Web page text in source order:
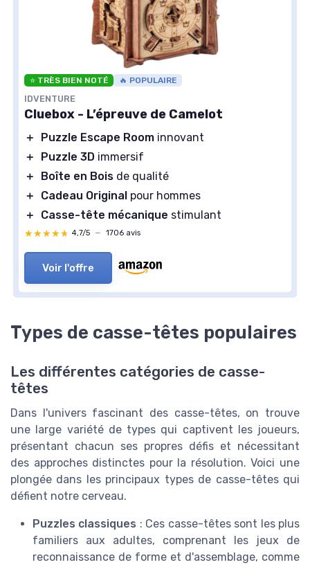
⭐ TRÈS BIEN NOTÉ 🔥 POPULAIRE
IDVENTURE
Cluebox - L’épreuve de Camelot
＋ Puzzle Escape Room innovant
＋
Puzzle 3D immersif
＋
Boîte en Bois de qualité
＋
Cadeau Original pour hommes
＋
Casse-tête mécanique stimulant
★★★★★
★★★★★ 4,7/5 — 1706 avis
Voir l'offre
Types de casse-têtes populaires
Les différentes catégories de casse-
têtes
Dans l'univers fascinant des casse-têtes, on trouve
une large variété de types qui captivent les joueurs,
présentant chacun ses propres défis et nécessitant
des approches distinctes pour la résolution. Voici une
plongée dans les principaux types de casse-têtes qui
défient notre cerveau.
Puzzles classiques : Ces casse-têtes sont les plus
familiers aux adultes, comprenant les jeux de
reconnaissance de forme et d'assemblage, comme